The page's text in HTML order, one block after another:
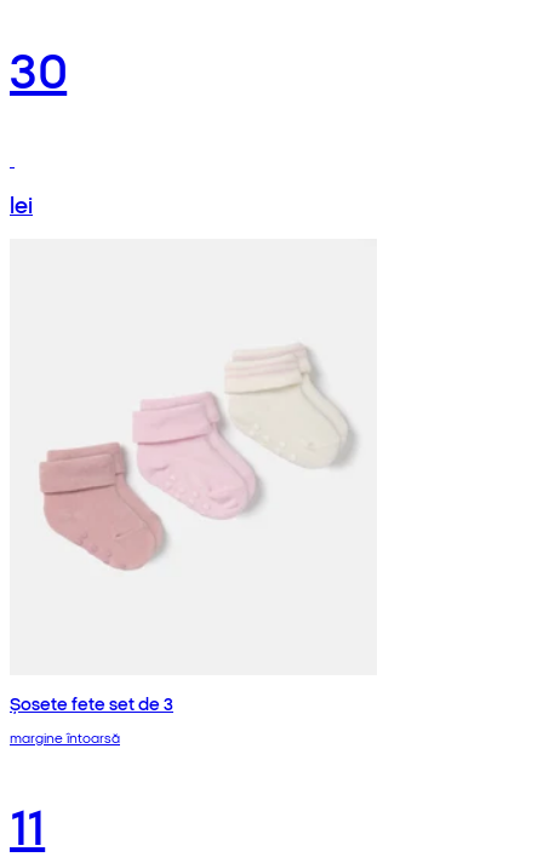
30
lei
Șosete fete set de 3
margine întoarsă
11